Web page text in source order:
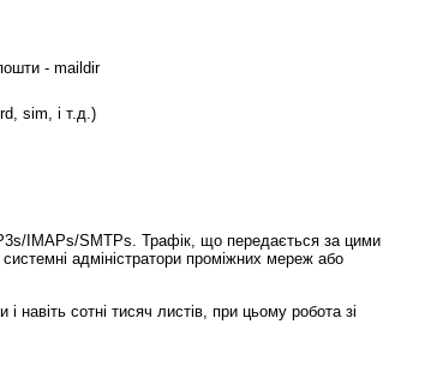
- maildir
sim, і т.д.)
IMAPs/SMTPs. Трафік, що передається за цими
адміністратори проміжних мереж або
навіть сотні тисяч листів, при цьому робота зі